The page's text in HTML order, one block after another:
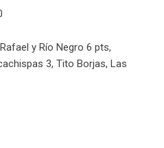
y Río Negro 6 pts,
3, Tito Borjas, Las